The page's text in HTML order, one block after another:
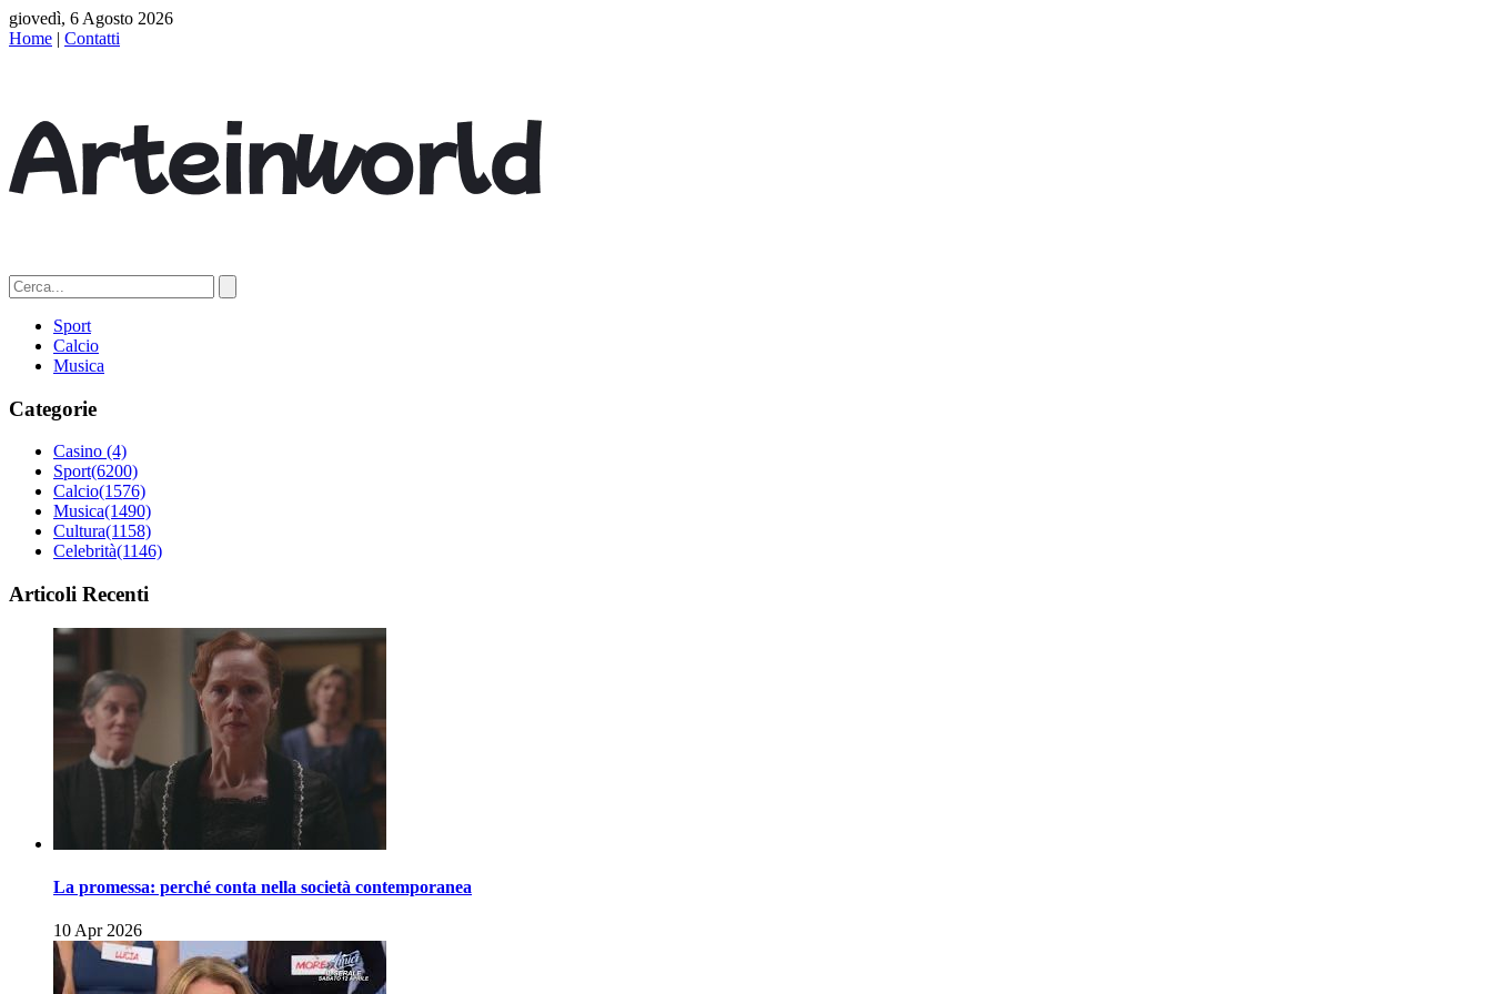
giovedì, 6 Agosto 2026
Home | Contatti
Sport
Calcio
Musica
Categorie
Casino (4)
Sport(6200)
Calcio(1576)
Musica(1490)
Cultura(1158)
Celebrità(1146)
Articoli Recenti
La promessa: perché conta nella società contemporanea
10 Apr 2026